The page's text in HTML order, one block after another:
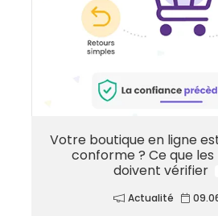
Votre boutique en ligne
conforme ? Ce que les
doivent vérifier
Actualité